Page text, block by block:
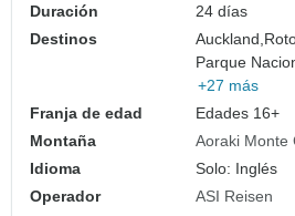
Duración
24 días
Destinos
Auckland,
Parque
+27 más
Franja de edad
Edades 16+
Montaña
Aoraki Monte
Idioma
Solo: Inglés
Operador
ASI Reisen